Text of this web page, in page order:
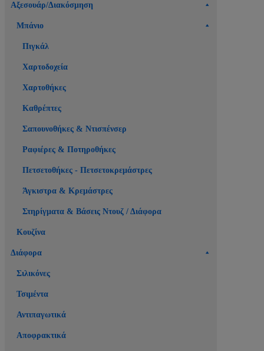
Αξεσουάρ/Διακόσμηση
Μπάνιο
Πιγκάλ
Χαρτοδοχεία
Χαρτοθήκες
Καθρέπτες
Σαπουνοθήκες & Ντισπένσερ
Ραφιέρες & Ποτηροθήκες
Πετσετοθήκες - Πετσετοκρεμάστρες
Άγκιστρα & Κρεμάστρες
Στηρίγματα & Βάσεις Ντουζ / Διάφορα
Κουζίνα
Διάφορα
Σιλικόνες
Τσιμέντα
Αντιπαγωτικά
Αποφρακτικά